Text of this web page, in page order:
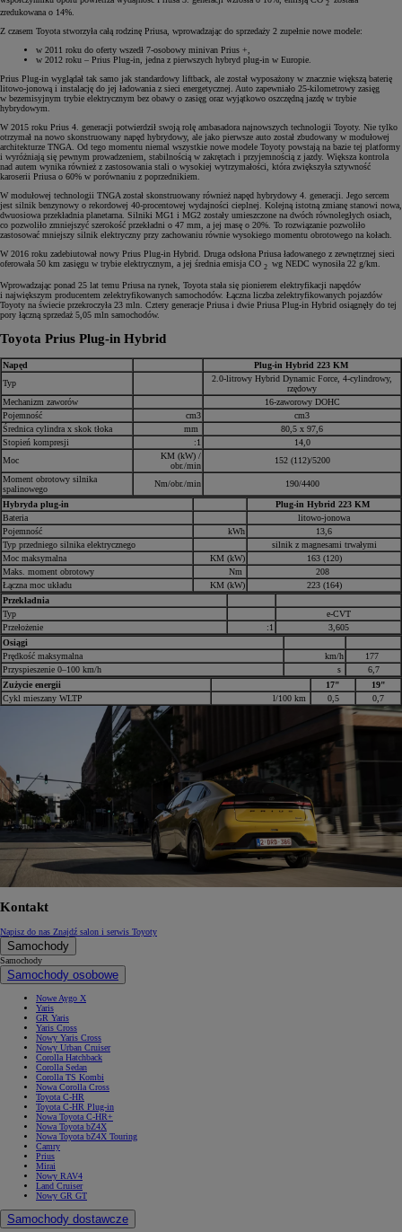
2
zredukowana o 14%.
Z czasem Toyota stworzyła całą rodzinę Priusa, wprowadzając do sprzedaży 2 zupełnie nowe modele:
w 2011 roku do oferty wszedł 7-osobowy minivan Prius +,
w 2012 roku – Prius Plug-in, jedna z pierwszych hybryd plug-in w Europie.
Prius Plug-in wyglądał tak samo jak standardowy liftback, ale został wyposażony w znacznie większą baterię
litowo-jonową i instalację do jej ładowania z sieci energetycznej. Auto zapewniało 25-kilometrowy zasięg
w bezemisyjnym trybie elektrycznym bez obawy o zasięg oraz wyjątkowo oszczędną jazdę w trybie
hybrydowym.
W 2015 roku Prius 4. generacji potwierdził swoją rolę ambasadora najnowszych technologii Toyoty. Nie tylko
otrzymał na nowo skonstruowany napęd hybrydowy, ale jako pierwsze auto został zbudowany w modułowej
architekturze TNGA. Od tego momentu niemal wszystkie nowe modele Toyoty powstają na bazie tej platformy
i wyróżniają się pewnym prowadzeniem, stabilnością w zakrętach i przyjemnością z jazdy. Większa kontrola
nad autem wynika również z zastosowania stali o wysokiej wytrzymałości, która zwiększyła sztywność
karoserii Priusa o 60% w porównaniu z poprzednikiem.
W modułowej technologii TNGA został skonstruowany również napęd hybrydowy 4. generacji. Jego sercem
jest silnik benzynowy o rekordowej 40-procentowej wydajności cieplnej. Kolejną istotną zmianę stanowi nowa,
dwuosiowa przekładnia planetarna. Silniki MG1 i MG2 zostały umieszczone na dwóch równoległych osiach,
co pozwoliło zmniejszyć szerokość przekładni o 47 mm, a jej masę o 20%. To rozwiązanie pozwoliło
zastosować mniejszy silnik elektryczny przy zachowaniu równie wysokiego momentu obrotowego na kołach.
W 2016 roku zadebiutował nowy Prius Plug-in Hybrid. Druga odsłona Priusa ładowanego z zewnętrznej sieci
oferowała 50 km zasięgu w trybie elektrycznym, a jej średnia emisja CO 2 wg NEDC wynosiła 22 g/km.
Wprowadzając ponad 25 lat temu Priusa na rynek, Toyota stała się pionierem elektryfikacji napędów
i największym producentem zelektryfikowanych samochodów. Łączna liczba zelektryfikowanych pojazdów
Toyoty na świecie przekroczyła 23 mln. Cztery generacje Priusa i dwie Priusa Plug-in Hybrid osiągnęły do tej
pory łączną sprzedaż 5,05 mln samochodów.
Toyota Prius Plug-in Hybrid
Napęd
Plug-in Hybrid 223 KM
Typ
2.0-litrowy Hybrid Dynamic Force, 4-cylindrowy,
rzędowy
Mechanizm zaworów
16-zaworowy DOHC
Pojemność
cm3
cm3
Średnica cylindra x skok tłoka
mm
80,5 x 97,6
Stopień kompresji
:1
14,0
Moc
KM (kW) /
obr./min
152 (112)/5200
Moment obrotowy silnika
spalinowego
Nm/obr./min 190/4400
Hybryda plug-in
Plug-in Hybrid 223 KM
Bateria
litowo-jonowa
Pojemność
kWh
13,6
Typ przedniego silnika elektrycznego
silnik z magnesami trwałymi
Moc maksymalna
KM (kW)
163 (120)
Maks. moment obrotowy
Nm
208
Łączna moc układu
KM (kW)
223 (164)
Przekładnia
Typ
e-CVT
Przełożenie
:1
3,605
Osiągi
Prędkość maksymalna
km/h
177
Przyspieszenie 0–100 km/h
s
6,7
Zużycie energii
17"
19"
Cykl mieszany WLTP
l/100 km 0,5 0,7
Kontakt
Napisz do nas Znajdź salon i serwis Toyoty
Samochody
Samochody
Samochody osobowe
Nowe Aygo X
Yaris
GR Yaris
Yaris Cross
Nowy Yaris Cross
Nowy Urban Cruiser
Corolla Hatchback
Corolla Sedan
Corolla TS Kombi
Nowa Corolla Cross
Toyota C-HR
Toyota C-HR Plug-in
Nowa Toyota C-HR+
Nowa Toyota bZ4X
Nowa Toyota bZ4X Touring
Camry
Prius
Mirai
Nowy RAV4
Land Cruiser
Nowy GR GT
Samochody dostawcze